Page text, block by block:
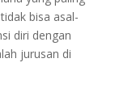
bisa asal-
diri dengan
jurusan di